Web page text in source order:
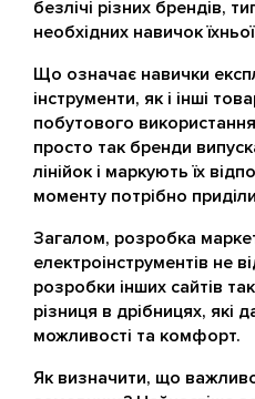
безлічі різних брендів,
необхідних навичок їхньої
Що означає навички
інструменти, як і інші
побутового
просто так бренди
лінійок і маркують їх
моменту потрібно
Загалом, розробка
електроінструментів не
розробки інших сайтів
різниця в дрібницях, які
можливості та комфорт.
Як визначити, що